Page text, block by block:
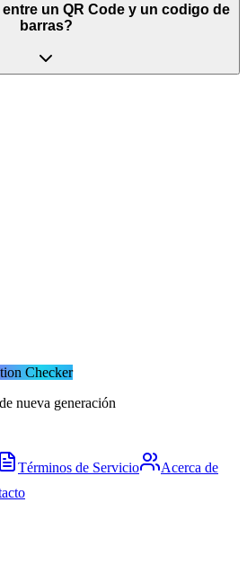
un QR Code y un codigo de
barras?
Checker
nueva generación
Términos de Servicio
Acerca de